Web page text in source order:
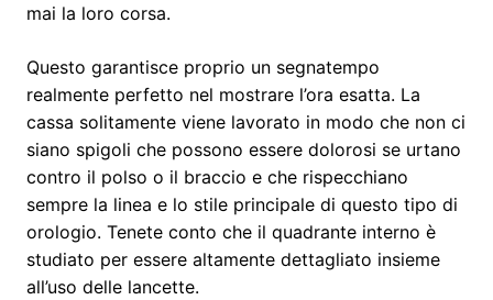
mai la loro corsa.
Questo garantisce proprio un segnatempo
realmente perfetto nel mostrare l’ora esatta. La
cassa solitamente viene lavorato in modo che non ci
siano spigoli che possono essere dolorosi se urtano
contro il polso o il braccio e che rispecchiano
sempre la linea e lo stile principale di questo tipo di
orologio. Tenete conto che il quadrante interno è
studiato per essere altamente dettagliato insieme
all’uso delle lancette.